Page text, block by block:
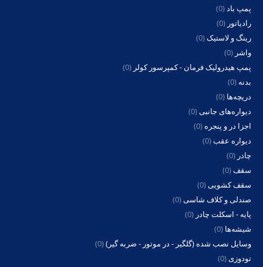
پمپ باد(0)
رادیاتور (0)
رینگ و لاستیک(0)
واشر (0)
پمپ هیدرولیک فرمان - کمپرسور کولر (0)
بدنه (0)
دریچه‌ها (0)
دیواره‌های جانبی(0)
اجزا در و پنجره (0)
دیواره عقب(0)
چادر (0)
سقف(0)
سقف کشویی(0)
صندلی و کلاف شاسی(0)
پایه - اسکلت چادر (0)
شیشه‌ها (0)
وسایل نصب شده (گلگیر - در موتور - ضربه گیر)(0)
تودوزی(0)